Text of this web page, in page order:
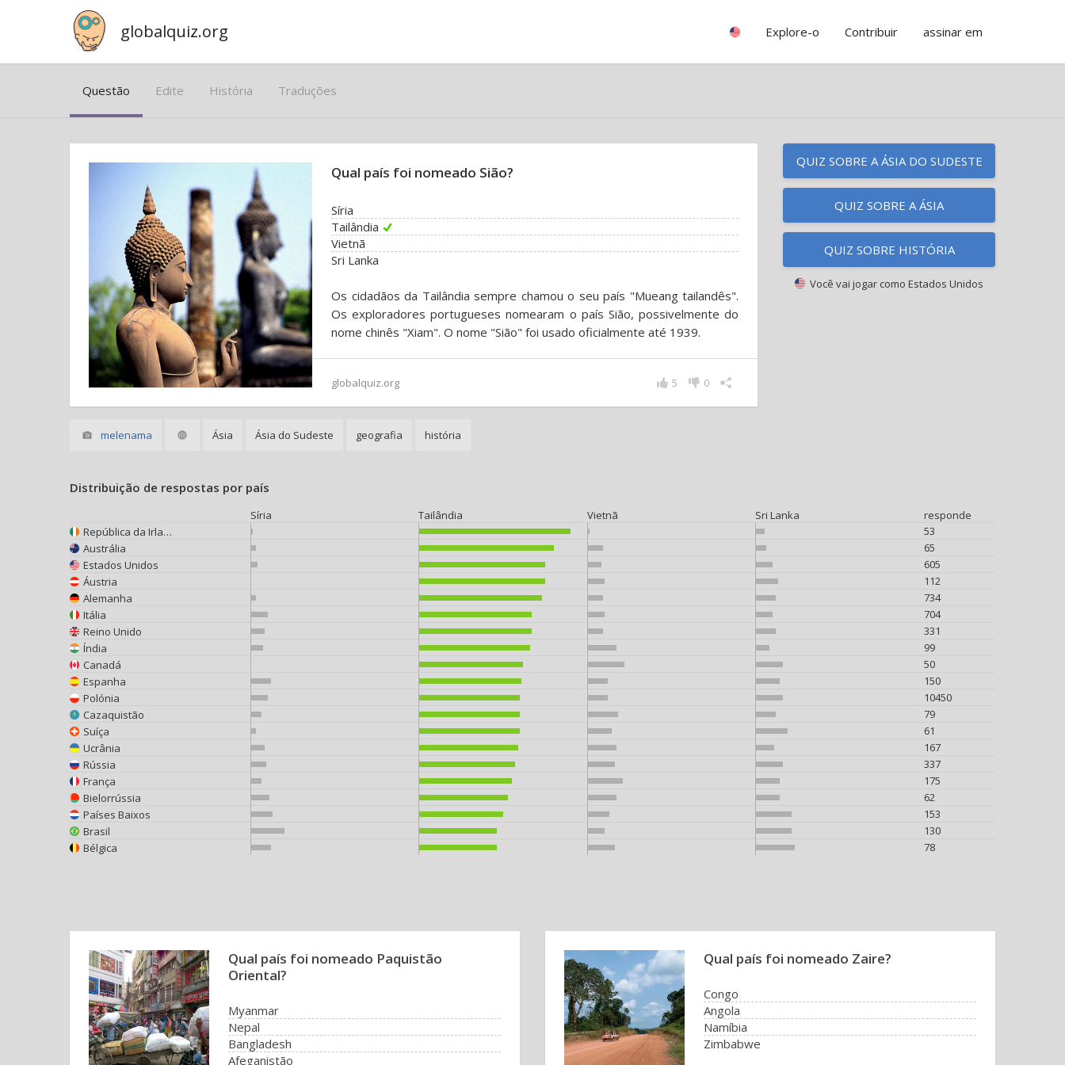
globalquiz.org Explore-o Contribuir assinar em
Questão Edite História Traduções
Qual país foi nomeado Sião?
Síria
Tailândia
Vietnã
Sri Lanka
Os cidadãos da Tailândia sempre chamou o seu país "Mueang tailandês".
Os exploradores portugueses nomearam o país Sião, possivelmente do
nome chinês "Xiam". O nome "Sião" foi usado oficialmente até 1939.
globalquiz.org 0
5
melenama Ásia Ásia do Sudeste geografia história
QUIZ SOBRE A ÁSIA DO SUDESTE
QUIZ SOBRE A ÁSIA
QUIZ SOBRE HISTÓRIA
Você vai jogar como Estados Unidos
Distribuição de respostas por país
Síria Tailândia Vietnã Sri Lanka
responde
República da Irlanda
53
Austrália
65
Estados Unidos
605
Áustria
112
Alemanha
734
Itália
704
Reino Unido
331
Índia
99
Canadá
50
Espanha
150
Polónia
10450
Cazaquistão
79
Suíça
61
Ucrânia
167
Rússia
337
França
175
Bielorrússia
62
Países Baixos
153
Brasil
130
Bélgica
78
Qual país foi nomeado Paquistão
Oriental?
Myanmar
Nepal
Bangladesh
Afeganistão
Qual país foi nomeado Zaire?
Congo
Angola
Namíbia
Zimbabwe